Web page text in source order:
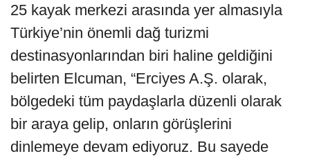
25 kayak merkezi arasında yer almasıyla
Türkiye’nin önemli dağ turizmi
destinasyonlarından biri haline geldiğini
belirten Elcuman, “Erciyes A.Ş. olarak,
bölgedeki tüm paydaşlarla düzenli olarak
bir araya gelip, onların görüşlerini
dinlemeye devam ediyoruz. Bu sayede